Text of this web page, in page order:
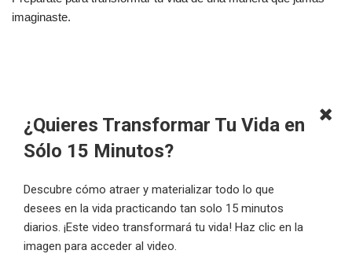
imaginaste.
¿Quieres Transformar Tu Vida en
Sólo 15 Minutos?
Descubre cómo atraer y materializar todo lo que
desees en la vida practicando tan solo 15 minutos
diarios. ¡Este video transformará tu vida! Haz clic en la
imagen para acceder al video.